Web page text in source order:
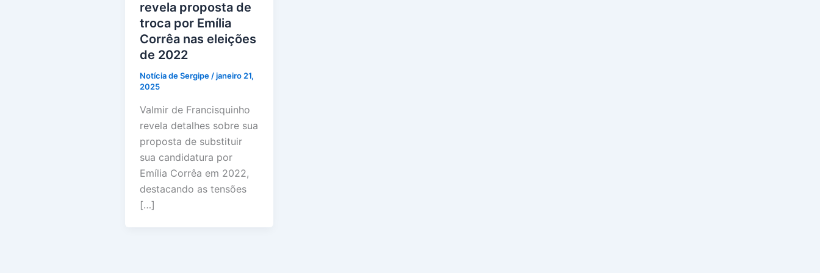
revela proposta de
troca por Emília
Corrêa nas eleições
de 2022
Notícia de Sergipe/janeiro 21,
2025
Valmir de Francisquinho
revela detalhes sobre sua
proposta de substituir
sua candidatura por
Emília Corrêa em 2022,
destacando as tensões
[…]